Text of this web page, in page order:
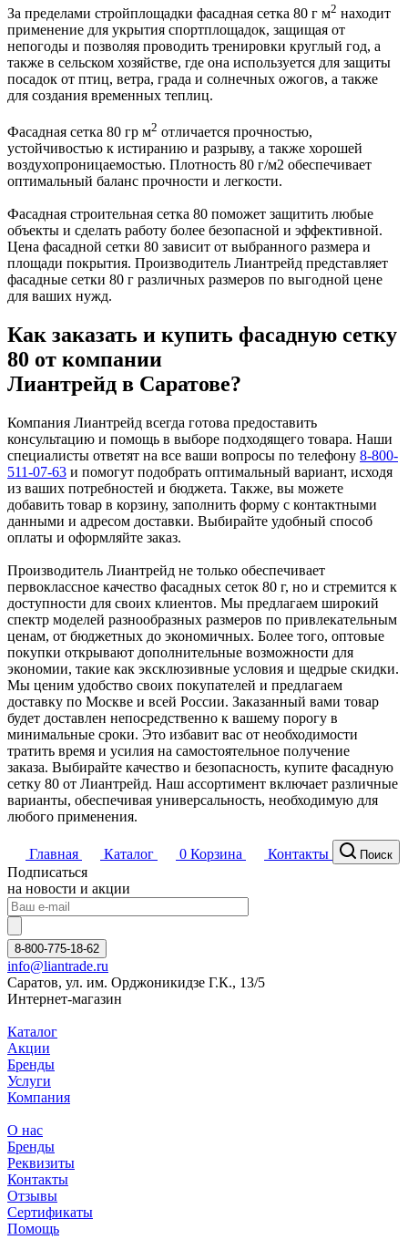
За пределами стройплощадки фасадная сетка 80 г м2 находит
применение для укрытия спортплощадок, защищая от
непогоды и позволяя проводить тренировки круглый год, а
также в сельском хозяйстве, где она используется для защиты
посадок от птиц, ветра, града и солнечных ожогов, а также
для создания временных теплиц.
Фасадная сетка 80 гр м2 отличается прочностью,
устойчивостью к истиранию и разрыву, а также хорошей
воздухопроницаемостью. Плотность 80 г/м2 обеспечивает
оптимальный баланс прочности и легкости.
Фасадная строительная сетка 80 поможет защитить любые
объекты и сделать работу более безопасной и эффективной.
Цена фасадной сетки 80 зависит от выбранного размера и
площади покрытия. Производитель Лиантрейд представляет
фасадные сетки 80 г различных размеров по выгодной цене
для ваших нужд.
Как заказать и купить фасадную сетку
80 от компании
Лиантрейд в Саратове?
Компания Лиантрейд всегда готова предоставить
консультацию и помощь в выборе подходящего товара. Наши
специалисты ответят на все ваши вопросы по телефону 8-800-
511-07-63 и помогут подобрать оптимальный вариант, исходя
из ваших потребностей и бюджета. Также, вы можете
добавить товар в корзину, заполнить форму с контактными
данными и адресом доставки. Выбирайте удобный способ
оплаты и оформляйте заказ.
Производитель Лиантрейд не только обеспечивает
первоклассное качество фасадных сеток 80 г, но и стремится к
доступности для своих клиентов. Мы предлагаем широкий
спектр моделей разнообразных размеров по привлекательным
ценам, от бюджетных до экономичных. Более того, оптовые
покупки открывают дополнительные возможности для
экономии, такие как эксклюзивные условия и щедрые скидки.
Мы ценим удобство своих покупателей и предлагаем
доставку по Москве и всей России. Заказанный вами товар
будет доставлен непосредственно к вашему порогу в
минимальные сроки. Это избавит вас от необходимости
тратить время и усилия на самостоятельное получение
заказа. Выбирайте качество и безопасность, купите фасадную
сетку 80 от Лиантрейд. Наш ассортимент включает различные
варианты, обеспечивая универсальность, необходимую для
любого применения.
Главная Каталог 0 Корзина Контакты Поиск
Подписаться
на новости и акции
8-800-775-18-62
info@liantrade.ru
Саратов, ул. им. Орджоникидзе Г.К., 13/5
Интернет-магазин
Каталог
Акции
Бренды
Услуги
Компания
О нас
Бренды
Реквизиты
Контакты
Отзывы
Сертификаты
Помощь